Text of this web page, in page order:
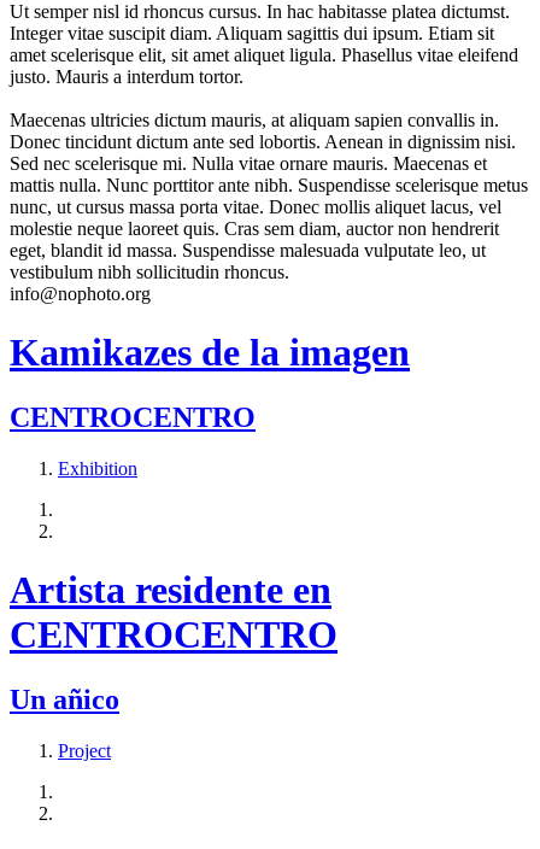
Ut semper nisl id rhoncus cursus. In hac habitasse platea dictumst.
Integer vitae suscipit diam. Aliquam sagittis dui ipsum. Etiam sit
amet scelerisque elit, sit amet aliquet ligula. Phasellus vitae eleifend
justo. Mauris a interdum tortor.
Maecenas ultricies dictum mauris, at aliquam sapien convallis in.
Donec tincidunt dictum ante sed lobortis. Aenean in dignissim nisi.
Sed nec scelerisque mi. Nulla vitae ornare mauris. Maecenas et
mattis nulla. Nunc porttitor ante nibh. Suspendisse scelerisque metus
nunc, ut cursus massa porta vitae. Donec mollis aliquet lacus, vel
molestie neque laoreet quis. Cras sem diam, auctor non hendrerit
eget, blandit id massa. Suspendisse malesuada vulputate leo, ut
vestibulum nibh sollicitudin rhoncus.
info@nophoto.org
Kamikazes de la imagen
CENTROCENTRO
Exhibition
Artista residente en
CENTROCENTRO
Un añico
Project